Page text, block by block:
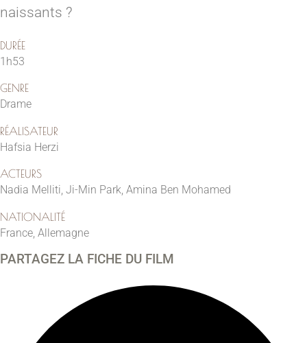
naissants ?
DURÉE
1h53
GENRE
Drame
RÉALISATEUR
Hafsia Herzi
ACTEURS
Nadia Melliti, Ji-Min Park, Amina Ben Mohamed
NATIONALITÉ
France, Allemagne
PARTAGEZ LA FICHE DU FILM